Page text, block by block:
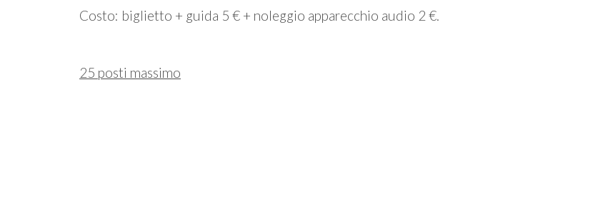
Costo: biglietto + guida 5 € + noleggio apparecchio audio 2 €.
25 posti massimo